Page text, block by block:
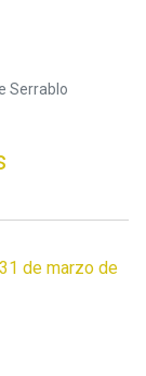
Serrablo
de marzo de